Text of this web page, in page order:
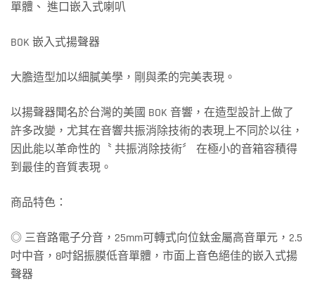
單體、 進口嵌入式喇叭
BOK 嵌入式揚聲器
大膽造型加以細膩美學，剛與柔的完美表現。
以揚聲器聞名於台灣的美國 BOK 音響，在造型設計上做了
許多改變，尤其在音響共振消除技術的表現上不同於以往，
因此能以革命性的〝 共振消除技術〞 在極小的音箱容積得
到最佳的音質表現。
商品特色：
◎ 三音路電子分音，25mm可轉式向位鈦金屬高音單元，2.5
吋中音，8吋鋁振膜低音單體，市面上音色絕佳的嵌入式揚
聲器